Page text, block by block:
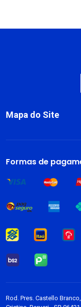
Mapa do Site
Formas de
Rod. Pres. Castello